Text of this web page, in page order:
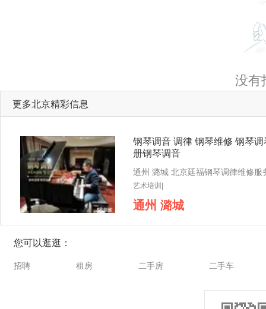
没有
更多北京精彩信息
钢琴调音 调律 钢琴维修 钢琴调
册钢琴调音
艺术培训|
通州 潞城
您可以逛逛：
招聘 租房 二手房 二手车